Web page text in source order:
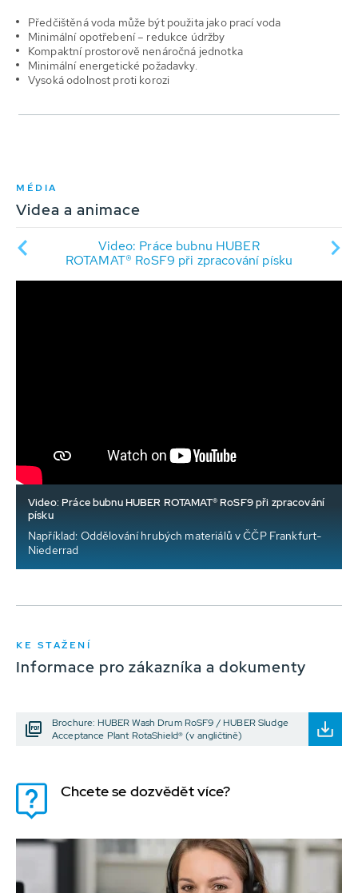
Předčištěná voda může být použita jako prací voda
Minimální opotřebení – redukce údržby
Kompaktní prostorově nenáročná jednotka
Minimální energetické požadavky.
Vysoká odolnost proti korozi
MÉDIA
Videa a animace
Video: Práce bubnu HUBER
ROTAMAT® RoSF9 při zpracování písku
Video: Práce bubnu HUBER ROTAMAT® RoSF9 při zpracování
písku
Například: Oddělování hrubých materiálů v ČČP Frankfurt-
Niederrad
KE STAŽENÍ
Informace pro zákazníka a dokumenty
Brochure: HUBER Wash Drum RoSF9 / HUBER Sludge
Acceptance Plant RotaShield® (v angličtině)
Chcete se dozvědět více?